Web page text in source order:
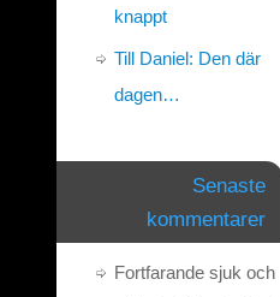
knappt
Till Daniel: Den där
dagen…
Senaste
kommentarer
Fortfarande sjuk och